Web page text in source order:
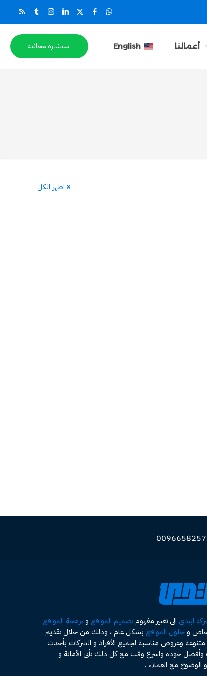
أعمالنا English استشارة مجانية
اظهر الكل
ابتدي الى تغيير مفهومتصميم المواقع و برمجة المواقع
وحلول المواقع بشكل عام ، وذلك من خلال تقديم
وعروض مناسبة لجميع الأفراد و الشركات بأحدث
وأفضل جودة واسرع وقت مع كل ذلك تأتى الأمانة و
الوضوح مع العملاء .